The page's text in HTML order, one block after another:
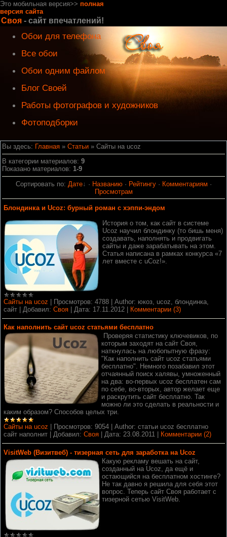
Это мобильная версия>> полная
версия сайта
Своя - сайт впечатлений!
Обои для телефона
Все обои
Обои одним файлом
Блог Своей
Работы фотографов и художников
Фотоподборки
Вы здесь: Главная » Статьи » Сайты на ucoz
В категории материалов: 9
Показано материалов: 1-9
Сортировать по: Дате · Названию· Рейтингу· Комментариям ·
Просмотрам
Блондинка и Ucoz: бурный роман с хэппи-эндом
История о том, как сайт в системе
Ucoz научил блондинку (то бишь меня)
создавать, наполнять и продвигать
сайты и даже зарабатывать на этом.
Статья написана в рамках конкурса «7
лет вместе с uCoz!».
Сайты на ucoz Просмотров: 4788 Author: юкоз, ucoz, блондинка,
сайт
Добавил: Своя Дата: 17.11.2012 Комментарии (3)
Как наполнить сайт ucoz статьями бесплатно
Проверяя статистику ключевиков, по
которым заходят на сайт Своя,
наткнулась на любопытную фразу:
"Как наполнить сайт ucoz статьями
бесплатно". Немного позабавил этот
отчаянный поиск халявы, умноженный
на два: во-первых ucoz бесплатен сам
по себе, во-вторых, автор желает еще
и раскрутить сайт бесплатно. Так
можно ли это сделать в реальности и
каким образом? Способов целых три.
Сайты на ucoz
Просмотров: 9054 Author: статьи ucoz бесплатно
сайт наполнит
Добавил: Своя Дата: 23.08.2011 Комментарии (2)
VisitWeb (Визитвеб) - тизерная сеть для заработка на Ucoz
Какую рекламу вешать на сайт,
созданный на Ucoz, да ещё и
остающийся на бесплатном хостинге?
Не так давно я решила для себя этот
вопрос. Теперь сайт Своя работает с
тизерной сетью VisitWeb.